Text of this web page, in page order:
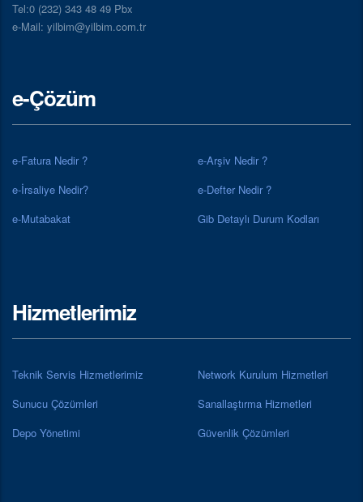
Tel:0 (232) 343 48 49 Pbx
e-Mail: yilbim@yilbim.com.tr
e-Çözüm
e-Fatura Nedir ?
e-Arşiv Nedir ?
e-İrsaliye Nedir?
e-Defter Nedir ?
e-Mutabakat
Gib Detaylı Durum Kodları
Hizmetlerimiz
Teknik Servis Hizmetlerimiz
Network Kurulum Hizmetleri
Sunucu Çözümleri
Sanallaştırma Hizmetleri
Depo Yönetimi
Güvenlik Çözümleri